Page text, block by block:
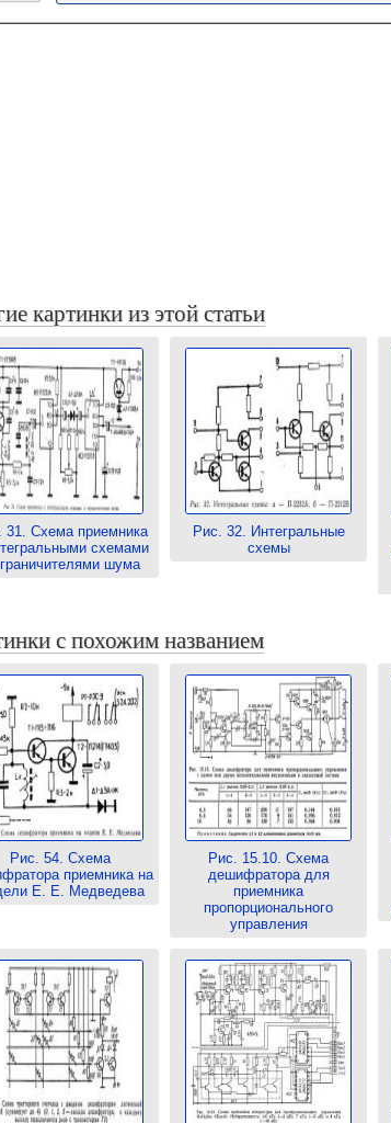
картинки из этой статьи
31. Схема приемника
схемами
шума
Рис. 32. Интегральные
схемы
с похожим названием
Рис. 54. Схема
приемника на
Е. Е. Медведева
Рис. 15.10. Схема
дешифратора для
приемника
пропорционального
управления